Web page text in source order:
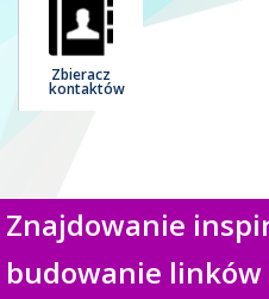
Zbieracz
kontaktów
Znajdowanie
budowanie